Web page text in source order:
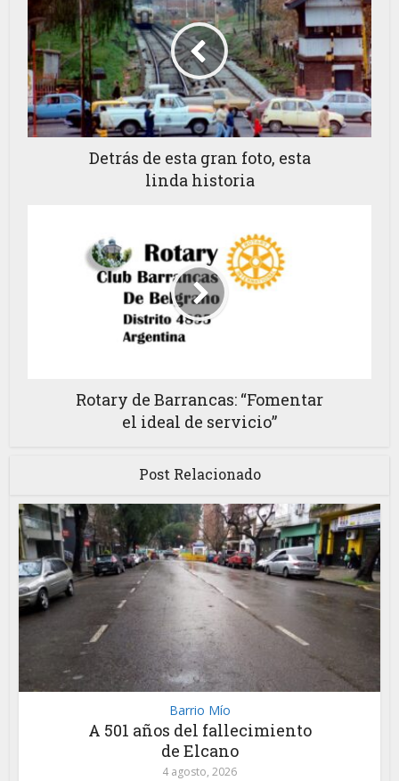
Detrás de esta gran foto, esta
linda historia
Rotary de Barrancas: “Fomentar
el ideal de servicio”
Post Relacionado
Barrio Mío
A 501 años del fallecimiento
de Elcano
4 agosto, 2026